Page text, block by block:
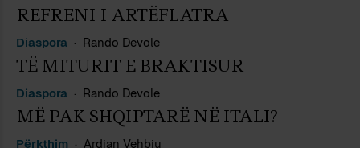
REFRENI I ARTËFLATRA
Diaspora Rando Devole
TË MITURIT E BRAKTISUR
Diaspora Rando Devole
MË PAK SHQIPTARË NË ITALI?
Përkthim Ardian Vehbiu